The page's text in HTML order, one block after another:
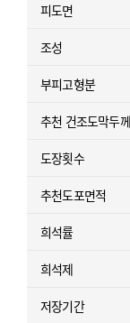
피도면
조성
부피고형분
추천 건조도막두께
도장횟수
추천도포면적
희석률
희석제
저장기간